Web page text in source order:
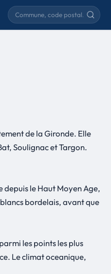
Rechercher une commune
de la Gironde. Elle
Soulignac et Targon.
le Haut Moyen Age,
bordelais, avant que
les points les plus
Le climat oceanique,